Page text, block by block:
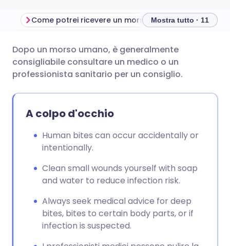
Condividi via email
Condividi su Facebook
Condividi su LinkedIn
Condividi su X
Condividi via WhatsApp
Copia link
🇬🇧 English 🇩🇪 Deutsch
🇪🇸 Español
🇮🇹 Italiano
🇮🇳 हिन्दी
🇸🇦 عربي 🇸🇪 Svenska
Mostra tutto · 11
Dopo un morso umano, è generalmente
consigliabile consultare un medico o un
professionista sanitario per un consiglio.
A colpo d'occhio
Human bites can occur accidentally or
intentionally.
Clean small wounds yourself with soap
and water to reduce infection risk.
Always seek medical advice for deep
bites, bites to certain body parts, or if
infection is suspected.